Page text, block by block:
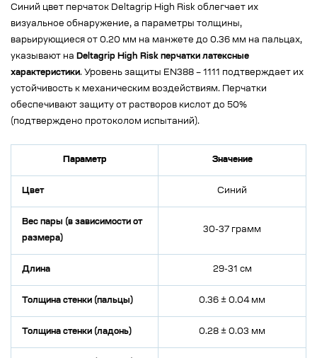
Синий цвет перчаток Deltagrip High Risk облегчает их
визуальное обнаружение, а параметры толщины,
варьирующиеся от 0.20 мм на манжете до 0.36 мм на пальцах,
указывают на Deltagrip High Risk перчатки латексные
характеристики. Уровень защиты EN388 – 1111 подтверждает их
устойчивость к механическим воздействиям. Перчатки
обеспечивают защиту от растворов кислот до 50%
(подтверждено протоколом испытаний).
Параметр Значение
Цвет Синий
Вес пары (в зависимости от
размера)
30-37 грамм
Длина 29-31 см
Толщина стенки (пальцы) 0.36 ± 0.04 мм
Толщина стенки (ладонь) 0.28 ± 0.03 мм